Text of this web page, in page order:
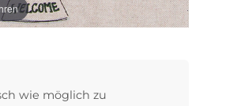
wie möglich zu